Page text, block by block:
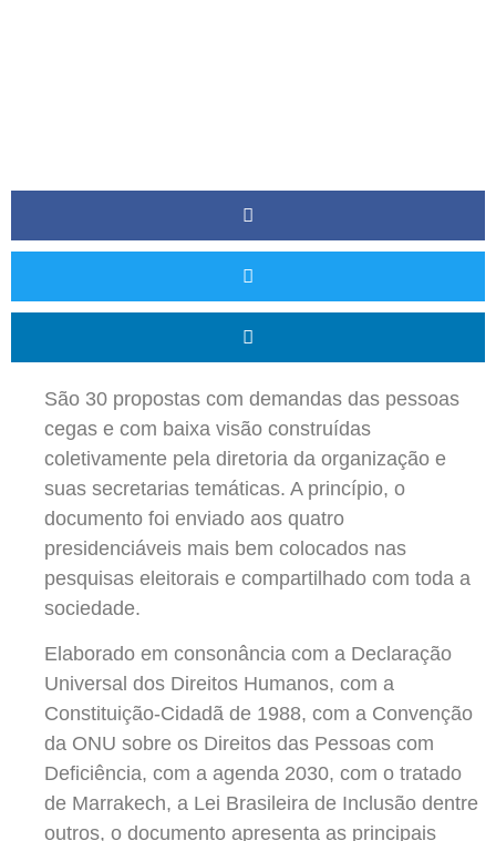
São 30 propostas com demandas das pessoas
cegas e com baixa visão construídas
coletivamente pela diretoria da organização e
suas secretarias temáticas. A princípio, o
documento foi enviado aos quatro
presidenciáveis mais bem colocados nas
pesquisas eleitorais e compartilhado com toda a
sociedade.
Elaborado em consonância com a Declaração
Universal dos Direitos Humanos, com a
Constituição-Cidadã de 1988, com a Convenção
da ONU sobre os Direitos das Pessoas com
Deficiência, com a agenda 2030, com o tratado
de Marrakech, a Lei Brasileira de Inclusão dentre
outros, o documento apresenta as principais